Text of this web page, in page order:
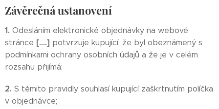
Závěrečná ustanovení
1. Odesláním elektronické objednávky na webové
stránce [….] potvrzuje kupující, že byl obeznámený s
podmínkami ochrany osobních údajů a že je v celém
rozsahu přijímá;
2. S těmito pravidly souhlasí kupující zaškrtnutím políčka
v objednávce;